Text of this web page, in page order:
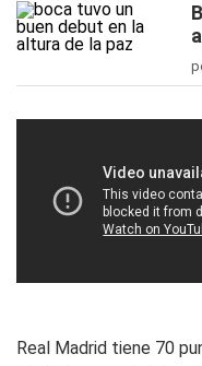
Real Madrid tiene 70